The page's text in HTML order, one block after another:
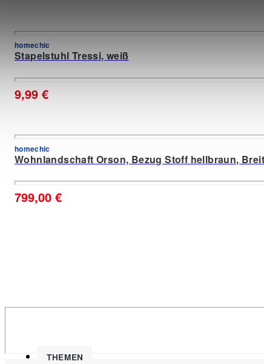
homechic
Stapelstuhl Tressi, weiß
9,99 €
homechic
Wohnlandschaft Orson, Bezug Stoff hellbraun,
799,00 €
THEMEN